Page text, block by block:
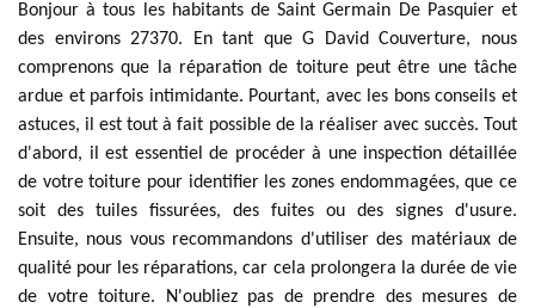
Bonjour à tous les habitants de Saint Germain De Pasquier et
des environs 27370. En tant que G David Couverture, nous
comprenons que la réparation de toiture peut être une tâche
ardue et parfois intimidante. Pourtant, avec les bons conseils et
astuces, il est tout à fait possible de la réaliser avec succès. Tout
d'abord, il est essentiel de procéder à une inspection détaillée
de votre toiture pour identifier les zones endommagées, que ce
soit des tuiles fissurées, des fuites ou des signes d'usure.
Ensuite, nous vous recommandons d'utiliser des matériaux de
qualité pour les réparations, car cela prolongera la durée de vie
de votre toiture. N'oubliez pas de prendre des mesures de